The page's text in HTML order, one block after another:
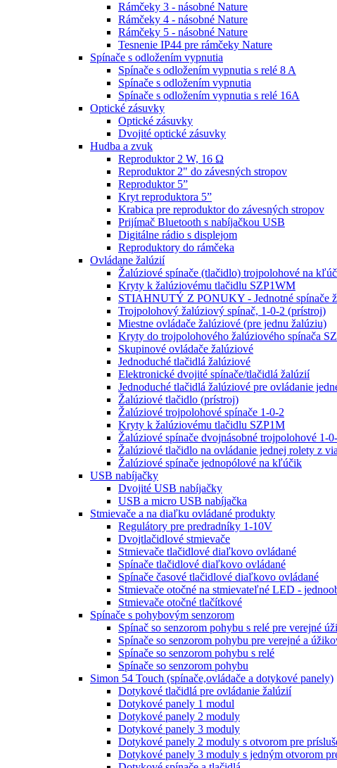
Rámčeky 3 - násobné Nature
Rámčeky 4 - násobné Nature
Rámčeky 5 - násobné Nature
Tesnenie IP44 pre rámčeky Nature
Spínače s odložením vypnutia
Spínače s odložením vypnutia s relé 8 A
Spínače s odložením vypnutia
Spínače s odložením vypnutia s relé 16A
Optické zásuvky
Optické zásuvky
Dvojité optické zásuvky
Hudba a zvuk
Reproduktor 2 W, 16 Ω
Reproduktor 2" do závesných stropov
Reproduktor 5”
Kryt reproduktora 5”
Krabica pre reproduktor do závesných stropov
Prijímač Bluetooth s nabíjačkou USB
Digitálne rádio s displejom
Reproduktory do rámčeka
Ovládane žalúzií
Žalúziové spínače (tlačidlo) trojpolohové na
Kryty k žalúziovému tlačidlu SZP1WM
STIAHNUTÝ Z PONUKY - Jednotné spínače
Trojpolohový žalúziový spínač, 1-0-2 (prístroj)
Miestne ovládače žalúziové (pre jednu žalúziu)
Kryty do trojpolohového žalúziového spínača
Skupinové ovládače žalúziové
Jednoduché tlačidlá žalúziové
Elektronické dvojité spínače/tlačidlá žalúzií
Jednoduché tlačidlá žalúziové pre ovládanie
Žalúziové tlačidlo (prístroj)
Žalúziové trojpolohové spínače 1-0-2
Kryty k žalúziovému tlačidlu SZP1M
Žalúziové spínače dvojnásobné trojpolohové 1-
Žalúziové tlačidlo na ovládanie jednej rolety z
Žalúziové spínače jednopólové na kľúčik
USB nabíjačky
Dvojité USB nabíjačky
USB a micro USB nabíjačka
Stmievače a na diaľku ovládané produkty
Regulátory pre predradníky 1-10V
Dvojtlačidlové stmievače
Stmievače tlačidlové diaľkovo ovládané
Spínače tlačidlové diaľkovo ovládané
Spínače časové tlačidlové diaľkovo ovládané
Stmievače otočné na stmievateľné LED -
Stmievače otočné tlačítkové
Spínače s pohybovým senzorom
Spínač so senzorom pohybu s relé pre verejné
Spínače so senzorom pohybu pre verejné a
Spínače so senzorom pohybu s relé
Spínače so senzorom pohybu
Simon 54 Touch (spínače,ovládače a dotykové panely)
Dotykové tlačidlá pre ovládanie žalúzií
Dotykové panely 1 modul
Dotykové panely 2 moduly
Dotykové panely 3 moduly
Dotykové panely 2 moduly s otvorom pre
Dotykové panely 3 moduly s jedným otvorom